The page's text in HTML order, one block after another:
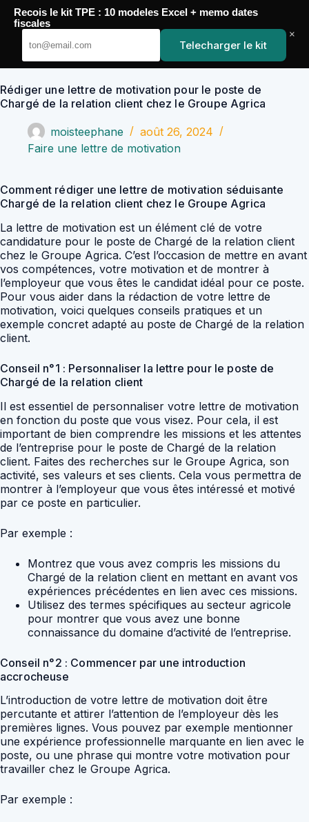
Passer
contenu
YoupiJobs
Rédiger une lettre de motivation pour le poste de
Chargé de la relation client chez le Groupe Agrica
moisteephane
août 26, 2024
Faire une lettre de motivation
Comment rédiger une lettre de motivation séduisante
Chargé de la relation client chez le Groupe Agrica
La lettre de motivation est un élément clé de votre
candidature pour le poste de Chargé de la relation client
chez le Groupe Agrica. C’est l’occasion de mettre en avant
vos compétences, votre motivation et de montrer à
l’employeur que vous êtes le candidat idéal pour ce poste.
Pour vous aider dans la rédaction de votre lettre de
motivation, voici quelques conseils pratiques et un
exemple concret adapté au poste de Chargé de la relation
client.
Conseil n°1 : Personnaliser la lettre pour le poste de
Chargé de la relation client
Il est essentiel de personnaliser votre lettre de motivation
en fonction du poste que vous visez. Pour cela, il est
important de bien comprendre les missions et les attentes
de l’entreprise pour le poste de Chargé de la relation
client. Faites des recherches sur le Groupe Agrica, son
activité, ses valeurs et ses clients. Cela vous permettra de
montrer à l’employeur que vous êtes intéressé et motivé
par ce poste en particulier.
Par exemple :
Montrez que vous avez compris les missions du
Chargé de la relation client en mettant en avant vos
expériences précédentes en lien avec ces missions.
Utilisez des termes spécifiques au secteur agricole
pour montrer que vous avez une bonne
connaissance du domaine d’activité de l’entreprise.
Conseil n°2 : Commencer par une introduction
accrocheuse
L’introduction de votre lettre de motivation doit être
percutante et attirer l’attention de l’employeur dès les
premières lignes. Vous pouvez par exemple mentionner
une expérience professionnelle marquante en lien avec le
poste, ou une phrase qui montre votre motivation pour
travailler chez le Groupe Agrica.
Par exemple :
Recois le kit TPE : 10 modeles Excel + memo dates
fiscales
Telecharger le kit
×